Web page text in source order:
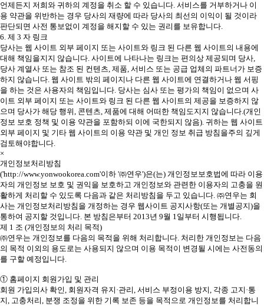
언제든지 저희와 귀하의 계정을 취소 할 수 있습니다. 서비스를 거부하거나 이
용 약관을 위반하는 경우 당사의 재량에 따라 당사의 최선의 이익이 될 것이라
판단되면 사전 통보없이 계정을 해지할 수 있는 권리를 보유합니다.
6. 제 3 자 링크
당사는 웹 사이트 외부 페이지 또는 사이트와 링크 된 다른 웹 사이트의 내용에
대해 책임을지지 않습니다. 사이트에 나타나는 링크는 편의상 제공되며 당사,
당사 계열사 또는 참조 된 컨텐츠, 제품, 서비스 또는 공급 업체의 파트너가 보증
하지 않습니다. 웹 사이트 밖의 페이지나 다른 웹 사이트에 연결하거나 웹 서핑
을 하는 것은 사용자의 책임입니다. 당사는 심사 또는 평가의 책임이 없으며 사
이트 외부 페이지 또는 사이트와 링크 된 다른 웹 사이트의 제공을 보증하지 않
으며 당사가 해당 행위, 콘텐츠, 제품에 대해 어떠한 책임도지지 않습니다.(개인
정보 보호 정책 및 이용 약관을 포함하되 이에 국한되지 않음). 귀하는 웹 사이트
외부 페이지 및 기타 웹 사이트의 이용 약관 및 개인 정보 취급 방침을주의 깊게
검토해야합니다.
×
개인정보처리방침
('http://www.yonwookorea.com'이하 '㈜연우')은(는) 개인정보보호법에 따라 이용
자의 개인정보 보호 및 권익을 보호하고 개인정보와 관련한 이용자의 고충을 원
활하게 처리할 수 있도록 다음과 같은 처리방침을 두고 있습니다. ㈜연우는 회
사는 개인정보처리방침을 개정하는 경우 웹사이트 공지사항(또는 개별공지)을
통하여 공지할 것입니다. 본 방침은부터 2013년 9월 1일부터 시행됩니다.
제 1 조 (개인정보의 처리 목적)
㈜연우는 개인정보를 다음의 목적을 위해 처리합니다. 처리한 개인정보는 다음
의 목적 이외의 용도로는 사용되지 않으며 이용 목적이 변경될 시에는 사전동의
를 구할 예정입니다.
① 홈페이지 회원가입 및 관리
회원 가입의사 확인, 회원자격 유지·관리, 서비스 부정이용 방지, 각종 고지·통
지, 고충처리, 분쟁 조정을 위한 기록 보존 등을 목적으로 개인정보를 처리합니